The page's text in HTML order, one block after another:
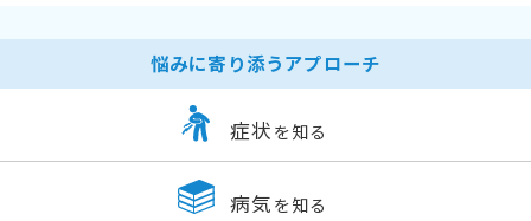
悩みに寄り添うアプローチ
症状 を知る
病気 を知る